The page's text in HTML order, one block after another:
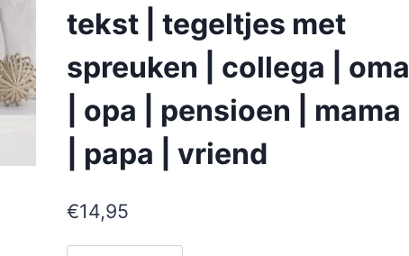
tekst | tegeltjes met
spreuken | collega | oma
| opa | pensioen | mama
| papa | vriend
€14,95